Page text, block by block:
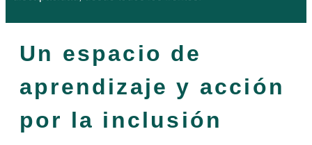
Un espacio de
aprendizaje y acción
por la inclusión